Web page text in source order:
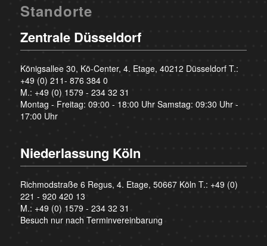
Standorte
Zentrale Düsseldorf
Königsallee 30, Kö-Center, 4. Etage, 40212 Düsseldorf T.:
+49 (0) 211- 876 384 0
M.: +49 (0) 1579 - 234 32 31
Montag - Freitag: 09:00 - 18:00 Uhr Samstag: 09:30 Uhr -
17:00 Uhr
Niederlassung Köln
Richmodstraße 6 Regus, 4. Etage, 50667 Köln T.: +49 (0)
221 - 920 420 13
M.: +49 (0) 1579 - 234 32 31
Besuch nur nach Terminvereinbarung